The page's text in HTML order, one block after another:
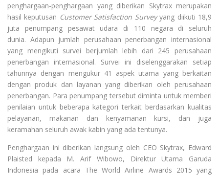
penghargaan-penghargaan yang diberikan Skytrax merupakan
hasil keputusan Customer Satisfaction Surveyyang diikuti 18,9
juta penumpang pesawat udara di 110 negara di seluruh
dunia. Adapun jumlah perusahaan penerbangan internasional
yang mengikuti survei berjumlah lebih dari 245 perusahaan
penerbangan internasional. Survei ini diselenggarakan setiap
tahunnya dengan mengukur 41 aspek utama yang berkaitan
dengan produk dan layanan yang diberikan oleh perusahaan
penerbangan. Para penumpang tersebut diminta untuk memberi
penilaian untuk beberapa kategori terkait berdasarkan kualitas
pelayanan, makanan dan kenyamanan kursi, dan juga
keramahan seluruh awak kabin yang ada tentunya.
Penghargaan ini diberikan langsung oleh CEO Skytrax, Edward
Plaisted kepada M. Arif Wibowo, Direktur Utama Garuda
Indonesia pada acara The World Airline Awards 2015 yang